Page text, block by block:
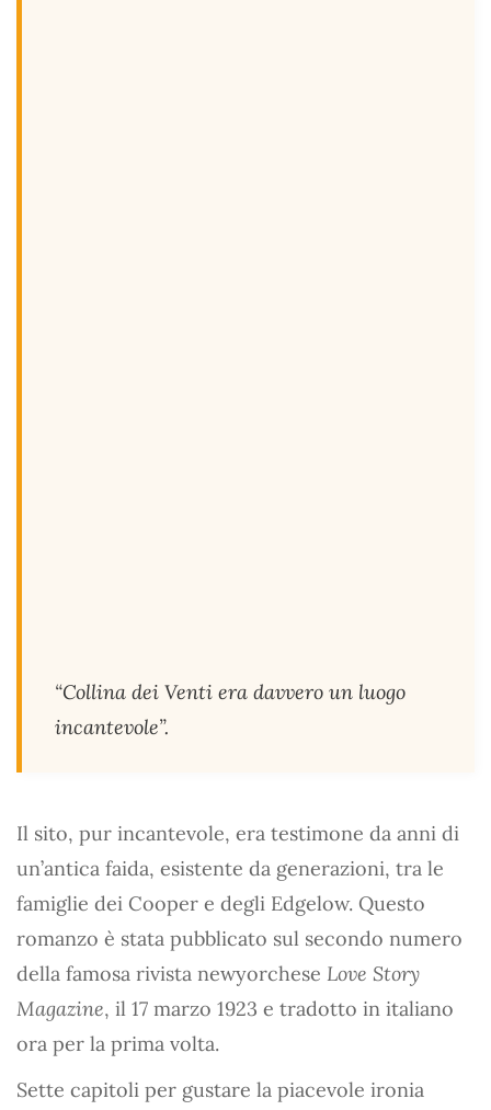
“Collina dei Venti era davvero un luogo
incantevole”.
Il sito, pur incantevole, era testimone da anni di
un’antica faida, esistente da generazioni, tra le
famiglie dei Cooper e degli Edgelow. Questo
romanzo è stata pubblicato sul secondo numero
della famosa rivista newyorchese Love Story
Magazine, il 17 marzo 1923 e tradotto in italiano
ora per la prima volta.
Sette capitoli per gustare la piacevole ironia